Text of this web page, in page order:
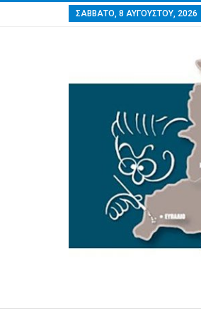
ΣΆΒΒΑΤΟ, 8 ΑΥΓΟΎΣΤΟΥ, 2026